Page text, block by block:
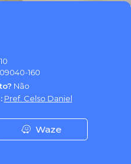
160
Não
Pref. Celso Daniel
Waze